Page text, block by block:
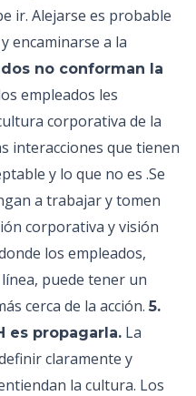
ir. Alejarse es probable
encaminarse a la
no conforman la
empleados les
corporativa de la
interacciones que tienen
y lo que no es .Se
a trabajar y tomen
corporativa y visión
los empleados,
puede tener un
cerca de la acción.5.
es propagarla. La
claramente y
la cultura. Los